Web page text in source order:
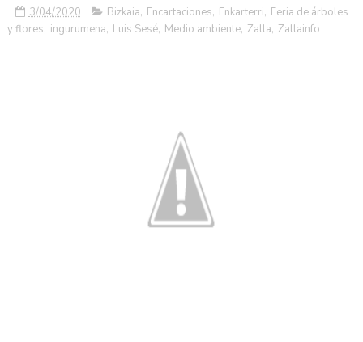
3/04/2020 Bizkaia, Encartaciones, Enkarterri, Feria de árboles
y flores, ingurumena, Luis Sesé, Medio ambiente, Zalla, Zallainfo